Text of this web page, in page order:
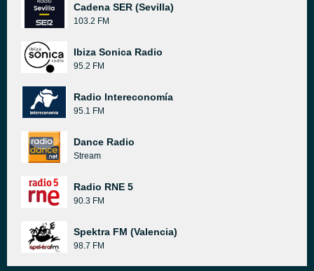
Cadena SER (Sevilla)
103.2 FM
Ibiza Sonica Radio
95.2 FM
Radio Intereconomía
95.1 FM
Dance Radio
Stream
Radio RNE 5
90.3 FM
Spektra FM (Valencia)
98.7 FM